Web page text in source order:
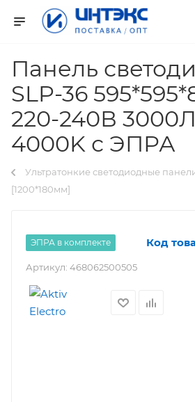
Панель
SLP-36
220-240В
4000K с ЭПРА
Ультратонкие светодиодные
[1200*180мм]
ЭПРА в комплекте Код
Артикул: 468062500505